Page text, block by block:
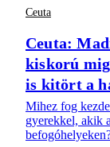
Ceuta
Ceuta:
kiskorú
is kitört a
Mihez fog
gyerekkel, akik